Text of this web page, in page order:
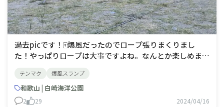
過去picです！🀄️爆風だったのでロープ張りまくりまし
た！やっぱりロープは大事ですよね。なんとか楽しめまし
テンマク 爆風スランプ
和歌山 | 白崎海洋公園
2 29 2024/04/16